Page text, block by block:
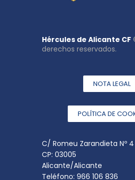
Hércules de Alicante CF
derechos reservados.
NOTA LEGAL
POLÍTICA DE
C/ Romeu Zarandieta Nº 4
CP: 03005
Alicante/Alicante
Teléfono: 966 106 836